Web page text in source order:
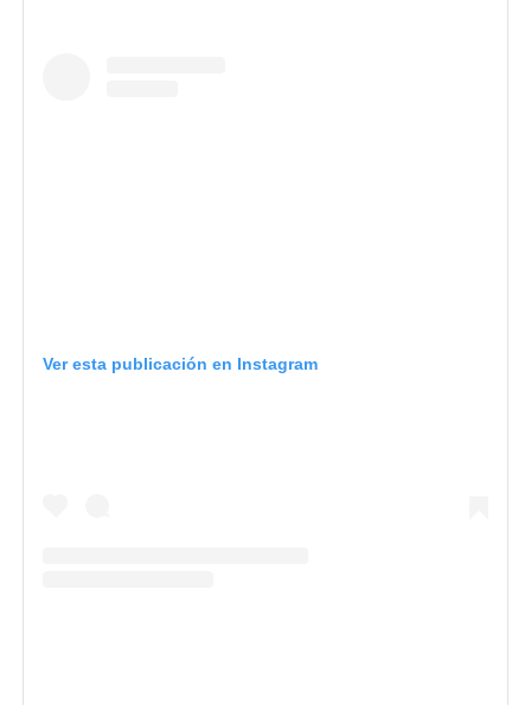
Ver esta publicación en Instagram